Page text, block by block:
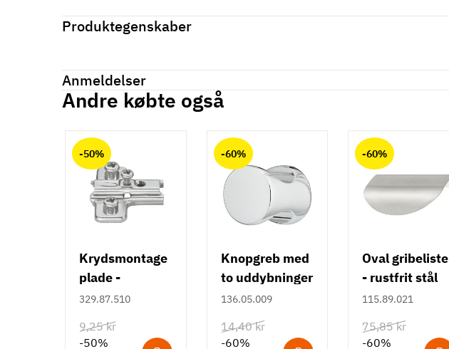
Produktegenskaber
Produktinformation
Zinklegering
Overflade
Forniklet
Hulafstand
Farve
Metalfarvet
Montering
Type
Anmeldelser
Andre købte også
-50%
Krydsmontage
plade -
Duomatic SL -
329.87.510
9,25 kr
-50%
-60%
Knopgreb med
to uddybninger
- rustfrit stål
136.05.009
14,40 kr
-60%
-60%
Oval gribeliste
- rustfrit stål
115.89.021
75,85 kr
-60%